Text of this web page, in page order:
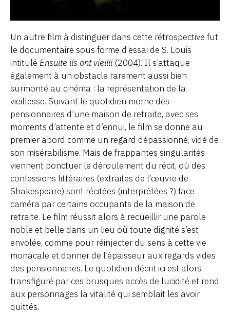
Un autre film à distinguer dans cette rétrospective fut
le documentaire sous forme d’essai de S. Louis
intitulé Ensuite ils ont vieilli(2004). Il s’attaque
également à un obstacle rarement aussi bien
surmonté au cinéma : la représentation de la
vieillesse. Suivant le quotidien morne des
pensionnaires d’une maison de retraite, avec ses
moments d’attente et d’ennui, le film se donne au
premier abord comme un regard dépassionné, vidé de
son misérabilisme. Mais de frappantes singularités
viennent ponctuer le déroulement du récit, où des
confessions littéraires (extraites de l’œuvre de
Shakespeare) sont récitées (interprétées ?) face
caméra par certains occupants de la maison de
retraite. Le film réussit alors à recueillir une parole
noble et belle dans un lieu où toute dignité s’est
envolée, comme pour réinjecter du sens à cette vie
monacale et donner de l’épaisseur aux regards vides
des pensionnaires. Le quotidien décrit ici est alors
transfiguré par ces brusques accès de lucidité et rend
aux personnages la vitalité qui semblait les avoir
quittés.